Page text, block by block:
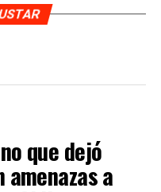
que dejó
a